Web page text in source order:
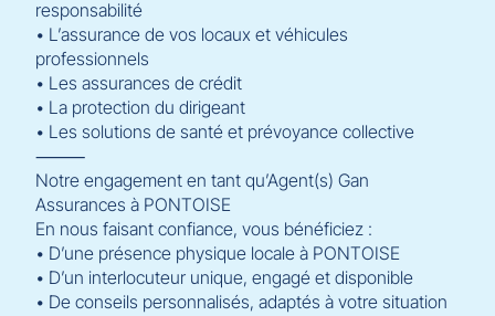
responsabilité
• L’assurance de vos locaux et véhicules
professionnels
• Les assurances de crédit
• La protection du dirigeant
• Les solutions de santé et prévoyance collective
⸻
Notre engagement en tant qu’Agent(s) Gan
Assurances à PONTOISE
En nous faisant confiance, vous bénéficiez :
• D’une présence physique locale à PONTOISE
• D’un interlocuteur unique, engagé et disponible
• De conseils personnalisés, adaptés à votre situation